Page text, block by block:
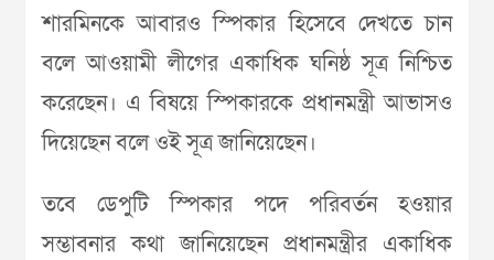
শারমিনকে আবারও স্পিকার হিসেবে দেখতে চান
বলে আওয়ামী লীগের একাধিক ঘনিষ্ঠ সূত্র নিশ্চিত
করেছেন। এ বিষয়ে স্পিকারকে প্রধানমন্ত্রী আভাসও
দিয়েছেন বলে ওই সূত্র জানিয়েছেন।
তবে ডেপুটি স্পিকার পদে পরিবর্তন হওয়ার
সম্ভাবনার কথা জানিয়েছেন প্রধানমন্ত্রীর একাধিক